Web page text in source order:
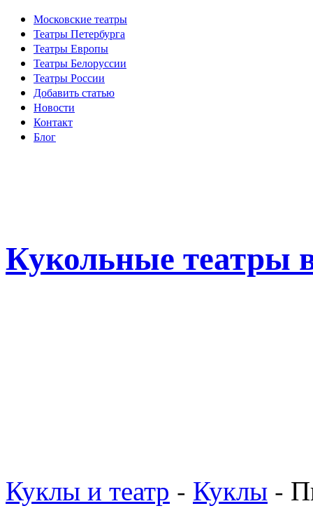
Московские театры
Театры Петербурга
Театры Европы
Театры Белоруссии
Театры России
Добавить статью
Новости
Контакт
Блог
Кукольные театры
Куклы и театр - Куклы -